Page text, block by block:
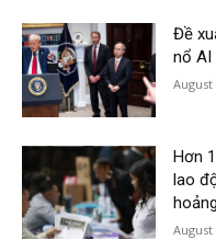
Đề
nổ AI
August
Hơn
lao
August